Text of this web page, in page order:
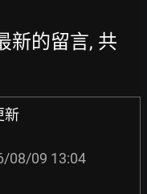
新的留言, 共
新
08/09 13:04